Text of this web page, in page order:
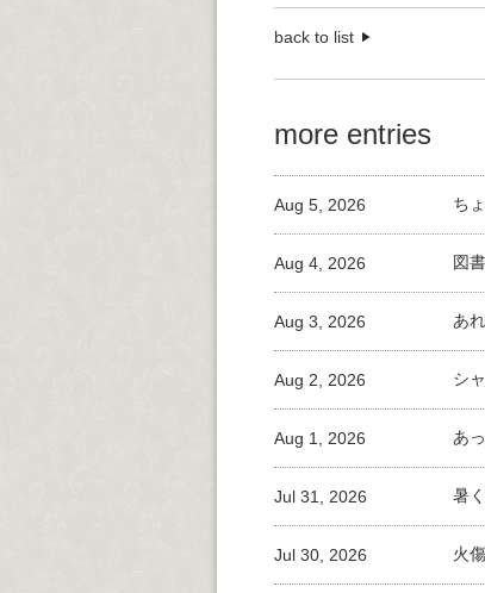
back to list
more entries
ち
Aug 5, 2026
図
Aug 4, 2026
あ
Aug 3, 2026
シ
Aug 2, 2026
あ
Aug 1, 2026
暑
Jul 31, 2026
火
Jul 30, 2026